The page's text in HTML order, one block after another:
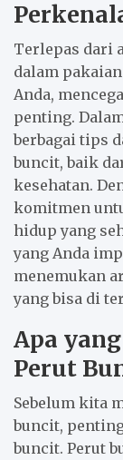
Terlepas dari
dalam
Anda,
penting.
berbagai tips
buncit, baik
kesehatan.
komitmen
hidup yang
yang Anda
menemukan
yang bisa di
Apa
Perut
Sebelum kita
buncit,
buncit. Perut